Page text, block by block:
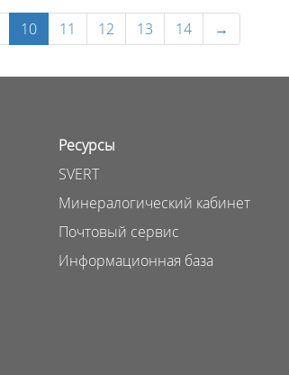
10 11 12 13 14 →
Ресурсы
SVERT
Минералогический кабинет
Почтовый сервис
Информационная база